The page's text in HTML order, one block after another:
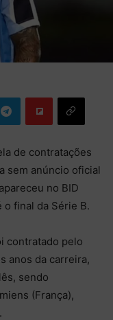
de contratações
sem anúncio oficial
no BID
final da Série B.
contratado pelo
anos da carreira,
sendo
(França),